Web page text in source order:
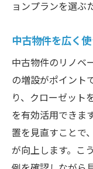
ョンプランを選ぶ
中古物件を広く
中古物件のリノベ
の増設がポイント
り、クローゼット
を有効活用できま
置を見直すことで
が向上します。こ